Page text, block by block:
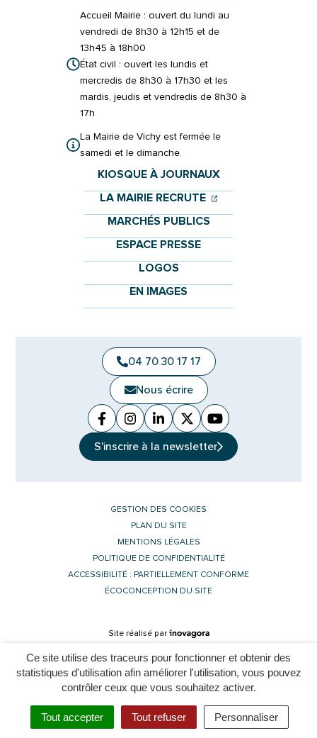
Ce site utilise des traceurs pour fonctionner et obtenir des
statistiques d'utilisation afin améliorer l'utilisation, vous pouvez
contrôler ceux que vous souhaitez activer.
Tout accepter Tout refuser Personnaliser
Menu Rechercher
Accueil Mairie : ouvert du lundi au
vendredi de 8h30 à 12h15 et de
13h45 à 18h00
État civil : ouvert les lundis et
mercredis de 8h30 à 17h30 et les
mardis, jeudis et vendredis de 8h30 à
17h
La Mairie de Vichy est fermée le
samedi et le dimanche.
KIOSQUE À JOURNAUX
LA MAIRIE RECRUTE (OUVERTURE
(OUVERTURE
MARCHÉS PUBLICS
ESPACE PRESSE
LOGOS
EN IMAGES
04 70 30 17 17
Nous écrire
Facebook
(ouverture dans un nouvel onglet)
Instagram
(ouverture dans un nouvel
Linkedin
(ouverture dans un nouvel
X (Twitter)
(ouverture dans un
YouTube
(ouverture dans
S'inscrire à la newsletter
GESTION DES COOKIES
PLAN DU SITE
MENTIONS LÉGALES
POLITIQUE DE CONFIDENTIALITÉ
ACCESSIBILITÉ : PARTIELLEMENT CONFORME
ÉCOCONCEPTION DU SITE
Site réalisé par Inovagora (ouverture dans un nouvel
L'assistant est momentanément indisponible. Merci de réessayer
plus tard.